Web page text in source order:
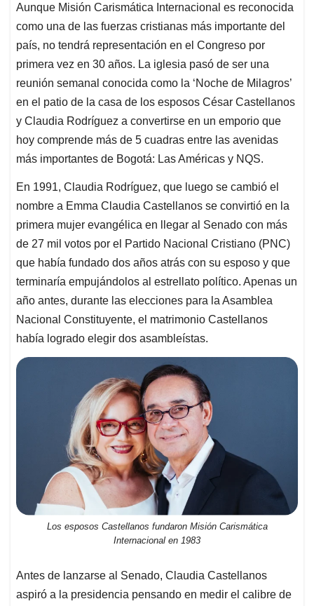
Aunque Misión Carismática Internacional es reconocida
como una de las fuerzas cristianas más importante del
país, no tendrá representación en el Congreso por
primera vez en 30 años. La iglesia pasó de ser una
reunión semanal conocida como la ‘Noche de Milagros’
en el patio de la casa de los esposos César Castellanos
y Claudia Rodríguez a convertirse en un emporio que
hoy comprende más de 5 cuadras entre las avenidas
más importantes de Bogotá: Las Américas y NQS.
En 1991, Claudia Rodríguez, que luego se cambió el
nombre a Emma Claudia Castellanos se convirtió en la
primera mujer evangélica en llegar al Senado con más
de 27 mil votos por el Partido Nacional Cristiano (PNC)
que había fundado dos años atrás con su esposo y que
terminaría empujándolos al estrellato político. Apenas un
año antes, durante las elecciones para la Asamblea
Nacional Constituyente, el matrimonio Castellanos
había logrado elegir dos asambleístas.
Los esposos Castellanos fundaron Misión Carismática
Internacional en 1983
Antes de lanzarse al Senado, Claudia Castellanos
aspiró a la presidencia pensando en medir el calibre de